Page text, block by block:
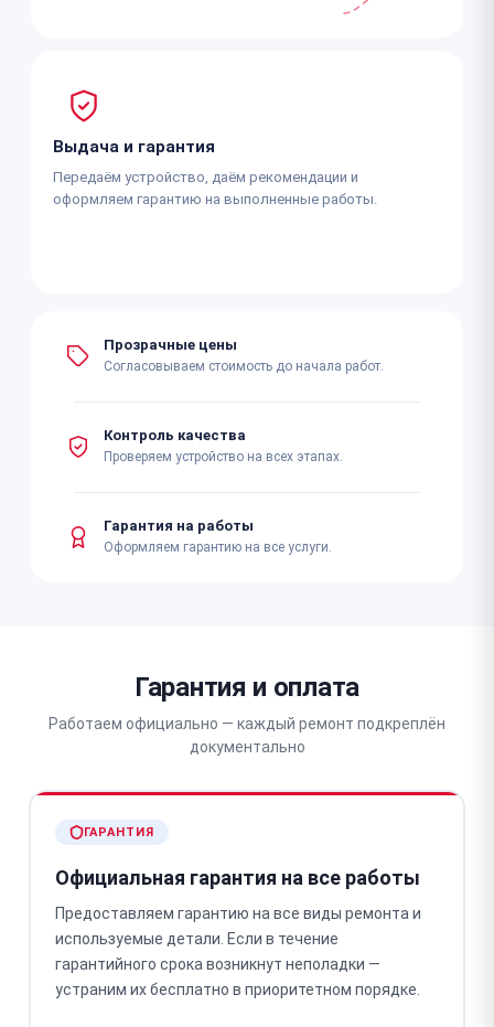
Выдача и гарантия
Передаём устройство, даём рекомендации и
оформляем гарантию на выполненные работы.
Прозрачные цены
Согласовываем стоимость до начала работ.
Контроль качества
Проверяем устройство на всех этапах.
Гарантия на работы
Оформляем гарантию на все услуги.
Гарантия и оплата
Работаем официально — каждый ремонт подкреплён
документально
ГАРАНТИЯ
Официальная гарантия на все работы
Предоставляем гарантию на все виды ремонта и
используемые детали. Если в течение
гарантийного срока возникнут неполадки —
устраним их бесплатно в приоритетном порядке.